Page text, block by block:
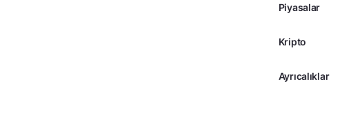
Piyasalar
Kripto
Ayrıcalıklar